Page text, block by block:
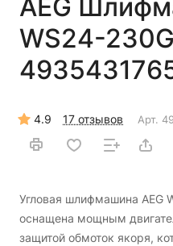
AEG
WS24-
4.9 17 отзывов Арт.
Угловая шлифмашина AEG
оснащена мощным
защитой обмоток якоря,